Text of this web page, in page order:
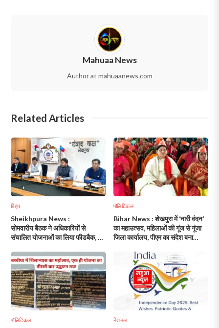
Mahuaa News
Author at mahuaanews.com
Related Articles
बिहार
Sheikhpura News :
सोमवारीय बैठक ने अधिकारियों से
संचालित योजनाओं का लिया फीडबैक, दिए
पॉलिटिकल
Bihar News : शेखपुरा में ‘नारी वंदन’
का महाउत्सव, महिलाओं की गूंज से गूंजा
जिला कार्यालय, पीएम का संदेश बना
पॉलिटिकल नेशनल